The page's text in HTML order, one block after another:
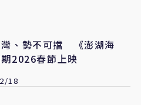
、勢不可擋 《澎湖海
2026春節上映
18